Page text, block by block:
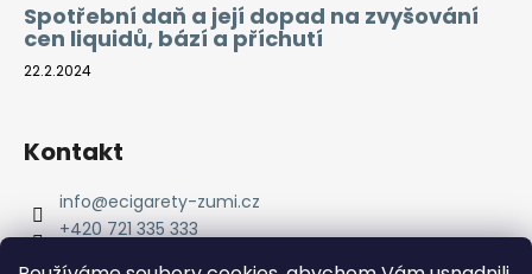
Spotřební daň a její dopad na zvyšování
cen liquidů, bází a příchutí
22.2.2024
Kontakt
info@ecigarety-zumi.cz
+420 721 335 333